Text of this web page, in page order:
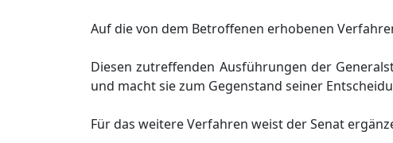
Auf die von dem Betroffenen erhobenen
Diesen zutreffenden Ausführungen der
und macht sie zum Gegenstand seiner
Für das weitere Verfahren weist der Senat